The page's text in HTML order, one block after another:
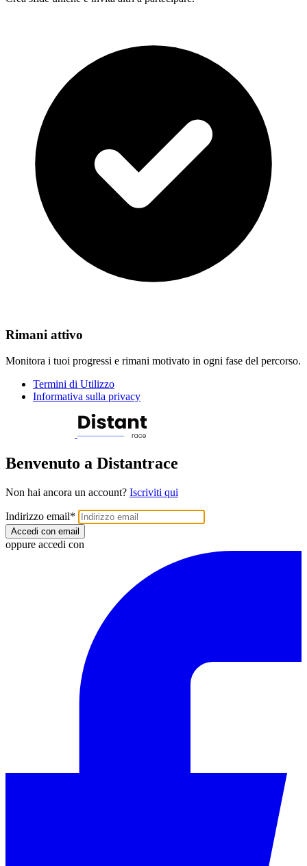
Rimani attivo
Monitora i tuoi progressi e rimani motivato in ogni fase del percorso.
Termini di Utilizzo
Informativa sulla privacy
Benvenuto a Distantrace
Non hai ancora un account? Iscriviti qui
Indirizzo email*
Accedi con email
oppure accedi con